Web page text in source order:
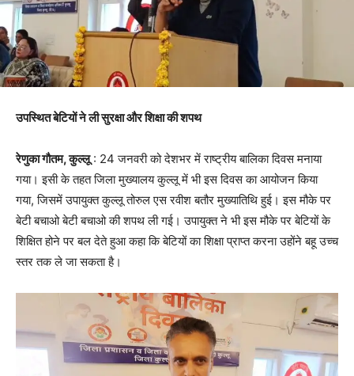
उपस्थित बेटियों ने ली सुरक्षा और शिक्षा की शपथ
रेणुका गौतम, कुल्लू: 24 जनवरी को देशभर में राष्ट्रीय बालिका दिवस मनाया
गया। इसी के तहत जिला मुख्यालय कुल्लू में भी इस दिवस का आयोजन किया
गया, जिसमें उपायुक्त कुल्लू तोरुल एस रवीश बतौर मुख्यातिथि हुई। इस मौके पर
बेटी बचाओ बेटी बचाओ की शपथ ली गई। उपायुक्त ने भी इस मौके पर बेटियों के
शिक्षित होने पर बल देते हुआ कहा कि बेटियों का शिक्षा प्राप्त करना उहोंने बहू उच्च
स्तर तक ले जा सकता है।